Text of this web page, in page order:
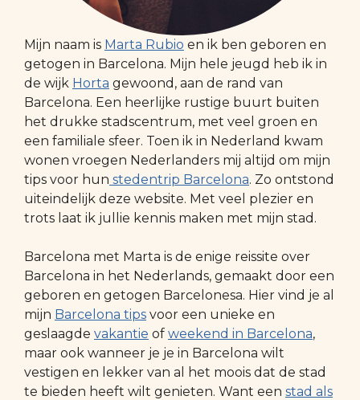
Mijn naam is Marta Rubio en ik ben geboren en
getogen in Barcelona. Mijn hele jeugd heb ik in
de wijk Horta gewoond, aan de rand van
Barcelona. Een heerlijke rustige buurt buiten
het drukke stadscentrum, met veel groen en
een familiale sfeer. Toen ik in Nederland kwam
wonen vroegen Nederlanders mij altijd om mijn
tips voor hun stedentrip Barcelona. Zo ontstond
uiteindelijk deze website. Met veel plezier en
trots laat ik jullie kennis maken met mijn stad.
Barcelona met Marta is de enige reissite over
Barcelona in het Nederlands, gemaakt door een
geboren en getogen Barcelonesa. Hier vind je al
mijn Barcelona tips voor een unieke en
geslaagde vakantie of weekend in Barcelona,
maar ook wanneer je je in Barcelona wilt
vestigen en lekker van al het moois dat de stad
te bieden heeft wilt genieten. Want een stad als